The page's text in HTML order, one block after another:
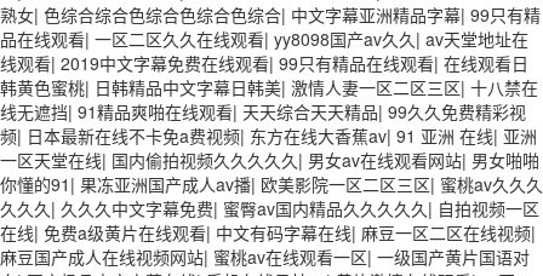
熟女| 色综合综合色综合色综合色综合| 中文字幕亚洲精品字幕| 99只有精
品在线观看| 一区二区久久在线观看| yy8098国产av久久 | av天堂地址在
线观看| 2019中文字幕免费在线观看| 99只有精品在线观看| 在线观看日
韩黄色蜜桃| 日韩精品中文字幕日韩美| 激情人妻一区二区三区| 十八禁在
线无遮挡| 91精品爽啪在线观看| 天天综合天天精品| 99久久免费精彩视
频| 日本最新在线不卡免a费视频| 东方在线大香蕉av| 91 亚洲 在线| 亚洲
一区天堂在线| 国内偷拍视频久久久久久 | 男女av在线观看网站| 男女啪啪
你懂的91 | 果冻亚洲国产成人av播| 欧美影院一区二区三区| 蜜桃av久久久
久久久 | 久久久中文字幕免费| 蜜臀av国内精品久久久久久 | 自拍视频一区
在线| 免费a级黄片在线观看| 中文有码字幕在线| 麻豆一区二区在线视频|
麻豆国产成人在线视频网站| 蜜桃av在线观看一区| 一级国产黄片国语对